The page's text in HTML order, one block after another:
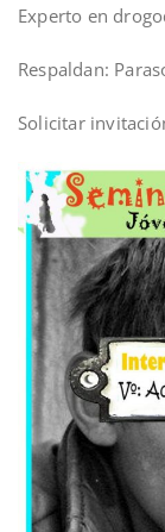
Experto en
Respaldan:
Solicitar